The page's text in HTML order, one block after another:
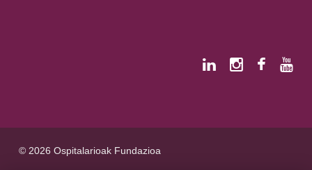
© 2026 Ospitalarioak Fundazioa